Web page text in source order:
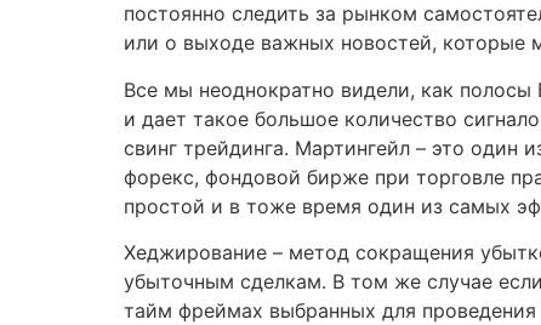
постоянно следить за рынком
или о выходе важных новостей, которые
Все мы неоднократно видели, как
и дает такое большое количество
свинг трейдинга. Мартингейл – это один
форекс, фондовой бирже при торговле
простой и в тоже время один из самых
Хеджирование – метод сокращения
убыточным сделкам. В том же случае
тайм фреймах выбранных для